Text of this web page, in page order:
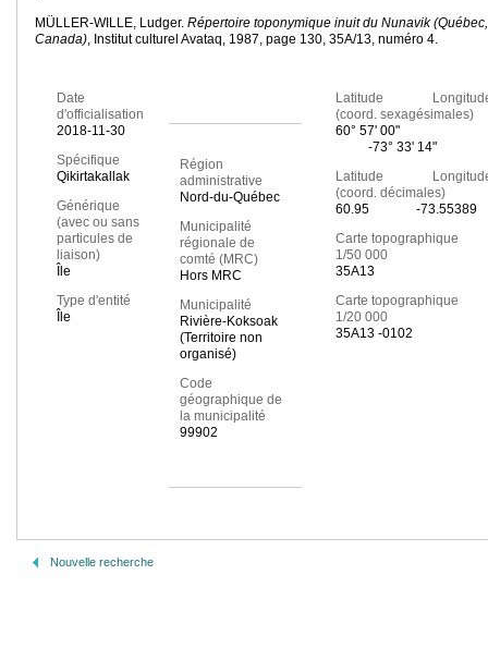
MÜLLER-WILLE, Ludger. Répertoire toponymique inuit du Nunavik (Québec,
Canada), Institut culturel Avataq, 1987, page 130, 35A/13, numéro 4.
Date
d'officialisation
2018-11-30
Spécifique
Qikirtakallak
Générique
(avec ou sans
particules de
liaison)
Île
Type d'entité
Île
Région
administrative
Nord-du-Québec
Municipalité
régionale de
comté (MRC)
Hors MRC
Municipalité
Rivière-Koksoak
(Territoire non
organisé)
Code
géographique de
la municipalité
99902
Latitude
(coord. sexagésimales)
60° 57' 00"
-73° 33' 14"
Latitude
(coord. décimales)
60.95
-73.55389
Carte topographique
1/50 000
35A13
Carte topographique
1/20 000
35A13 -0102
Nouvelle recherche